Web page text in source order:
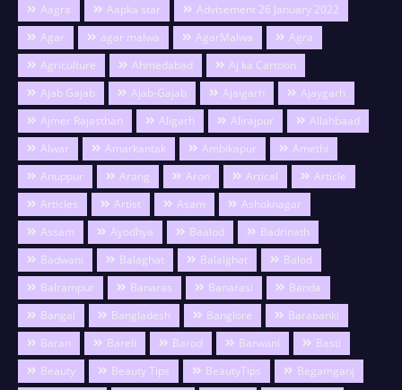
Aagra Aapka star
Advisement 26 January 2022
Agar
agar malwa AgarMalwa
Agra
Agriculture
Ahmedabad
Aj ka Cartoon
Ajab Gajab
Ajab-Gajab Ajaigarh
Ajaygarh
Ajmer Rajasthan
Aligarh Alirajpur
Allahbaad
Alwar
Amarkantak Ambikapur
Amethi
Anuppur
Arang Aron Artical
Article
Articles
Artist Asam
Ashoknagar
Assam
Ayodhya Baalod
Badrinath
Badwani
Balaghat Balalghat
Balod
Balrampur
Banaras Banarasi
Banda
Bangal
Bangladesh Banglore
Barabanki
Baran
Bareli Barod Barwani
Basti
Beauty
Beauty Tips BeautyTips
Begamganj